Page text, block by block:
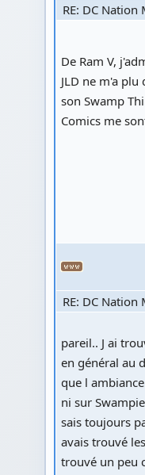
RE: DC Nation
De Ram V,
JLD ne m'a
son Swamp
Comics me
RE: DC Nation
pareil.. J ai
en général au
que l
ni sur
sais toujours
avais trouvé
trouvé un peu